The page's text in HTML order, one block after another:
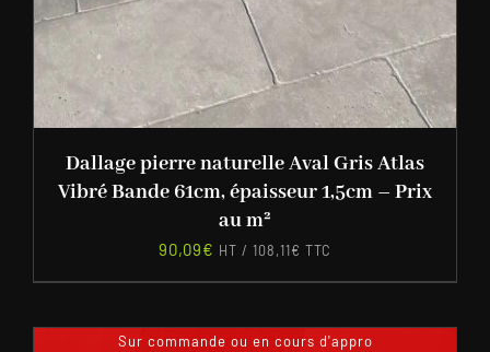
Dallage pierre naturelle Aval Gris Atlas
Vibré Bande 61cm, épaisseur 1,5cm – Prix
au m²
90,09€ HT / 108,11€ TTC
Sur commande ou en cours d'appro